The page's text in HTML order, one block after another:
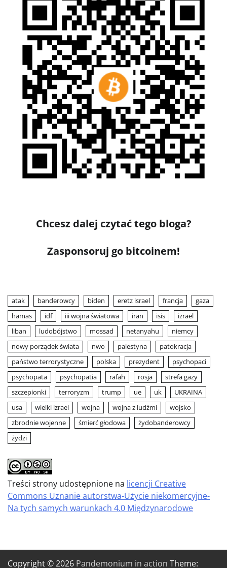
Chcesz dalej czytać tego bloga?
Zasponsoruj go bitcoinem!
atak banderowcy biden eretz israel francja
gaza
hamas
idf iii wojna światowa iran isis
izrael
liban
ludobójstwo mossad netanyahu
niemcy
nowy porządek świata
nwo palestyna
patokracja
państwo terrorystyczne
polska prezydent
psychopaci
psychopata
psychopatia rafah rosja
strefa gazy
szczepionki
terroryzm trump ue uk
UKRAINA
usa
wielki izrael wojna wojna z ludźmi
wojsko
zbrodnie wojenne
śmierć głodowa
żydobanderowcy
żydzi
Treści strony udostępnione na licencji Creative
Commons Uznanie autorstwa-Użycie niekomercyjne-
Na tych samych warunkach 4.0 Międzynarodowe
Copyright © 2026 Pandemonium in action Theme: